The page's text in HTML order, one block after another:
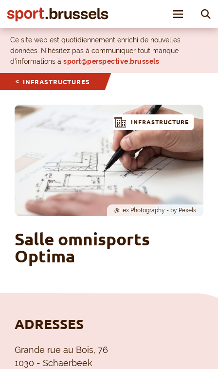
Toggle
Ce site web est quotidiennement enrichi de nouvelles
données. N’hésitez pas à communiquer tout manque
d’informations à sport@perspective.brussels
INFRASTRUCTURES
@Lex Photography - by Pexels
INFRASTRUCTURE
Salle omnisports
Optima
ADRESSES
Grande rue au Bois, 76
1030 - Schaerbeek